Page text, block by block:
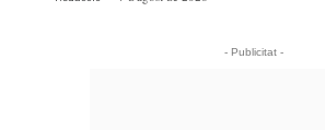
- Publicitat -